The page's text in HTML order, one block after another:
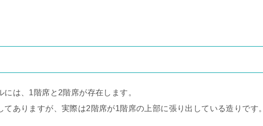
には、1階席と2階席が存在します。
てありますが、実際は2階席が1階席の上部に張り出している造りです。